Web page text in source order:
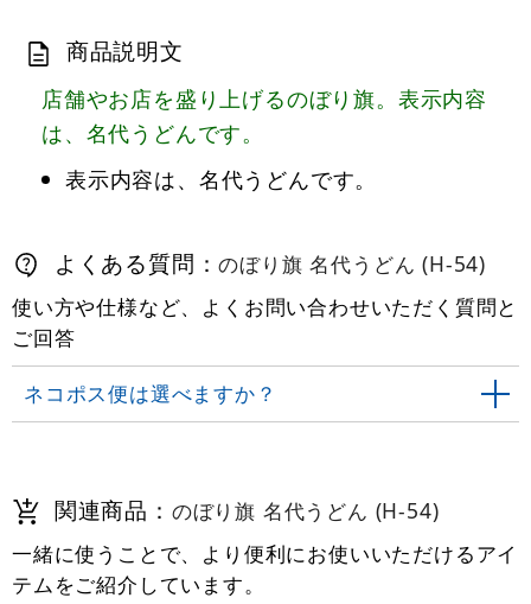
商品説明文
店舗やお店を盛り上げるのぼり旗。表示内容
は、名代うどんです。
表示内容は、名代うどんです。
よくある質問：のぼり旗 名代うどん (H-54)
使い方や仕様など、よくお問い合わせいただく質問と
ご回答
ネコポス便は選べますか？
関連商品： のぼり旗 名代うどん (H-54)
一緒に使うことで、より便利にお使いいただけるアイ
テムをご紹介しています。